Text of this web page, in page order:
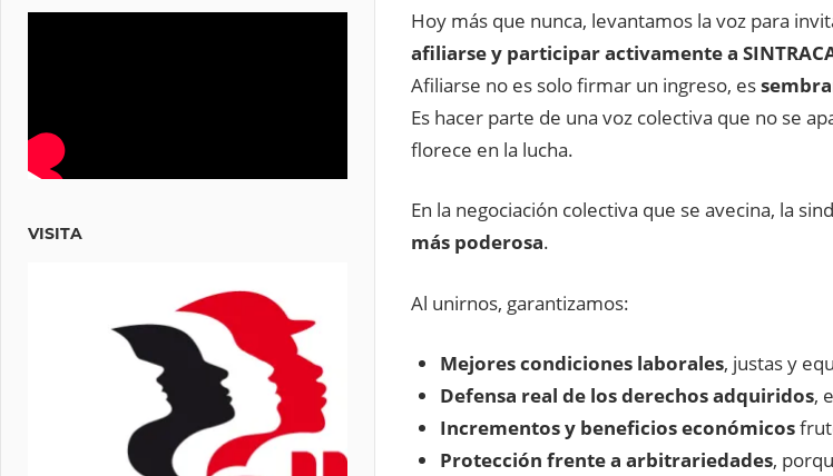
Hoy más que nunca, levantamos la voz para
afiliarse y participar activamente a
Afiliarse no es solo firmar un ingreso, es
Es hacer parte de una voz colectiva que no se
florece en la lucha.
En la negociación colectiva que se avecina, la
más poderosa.
Al unirnos, garantizamos:
Mejores condiciones laborales, justas y
Defensa real de los derechos adquiridos,
Incrementos y beneficios económicos
Protección frente a arbitrariedades,
VISITA